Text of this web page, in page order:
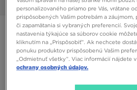
Obrázky
ONLY AT JD
ADIDAS ZX 750 WOVEN
79,00 €
personalizovaného priamo pre Vás, vrátane
prispôsobených Vašim potrebám a
či zapamätania si vybraných preferencií.
nastavenia týkajúce sa súborov cookie
kliknutím na „Prispôsobiť”. Ak nechcete
ponuku produktov prispôsobenú Vašim
„Odmietnuť všetky”. Viac informácií nájdete v
ochrany osobných údajov.